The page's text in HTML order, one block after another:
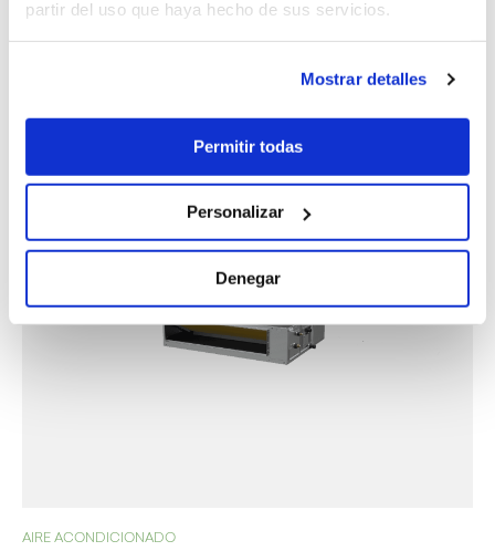
partir del uso que haya hecho de sus servicios.
Mostrar detalles
Permitir todas
Personalizar
Denegar
AIRE ACONDICIONADO